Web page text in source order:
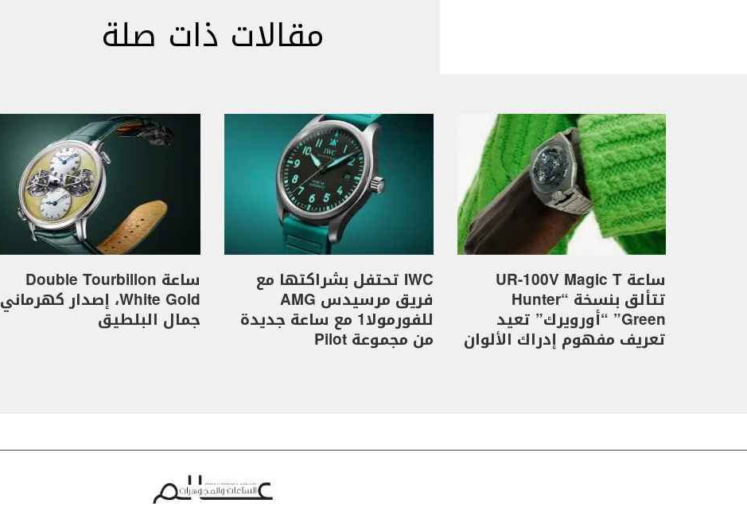
مقالات ذات صلة
ساعة UR-100V Magic T
تتألق بنسخة “Hunter
Green” “أورويرك” تعيد
تعريف مفهوم إدراك الألوان
IWC تحتفل بشراكتها مع
فريق مرسيدس AMG
للفورمولا1 مع ساعة جديدة
من مجموعة Pilot
ساعة Double Tourbillon
White Gold، إصدار كهرماني
جمال البلطيق